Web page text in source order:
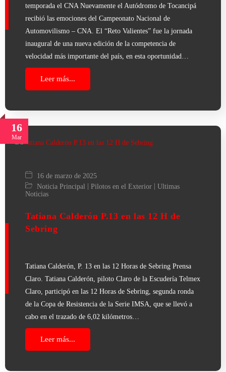
temporada el CNA Nuevamente el Autódromo de Tocancipá
recibió las emociones del Campeonato Nacional de
Automovilismo – CNA. El “Reto Valientes” fue la jornada
inaugural de una nueva edición de la competencia de
velocidad más importante del país, en esta oportunidad…
Leer más...
16
Mar
16 de marzo de 2025
Noticia Principal
Pilotos en el Exterior
Ultimas
Noticias
Tatiana Calderón P.13 en las 12 H de
Sebring
Tatiana Calderón, P. 13 en las 12 Horas de Sebring Prensa
Claro. Tatiana Calderón, piloto Claro de la Escudería Telmex
Claro, participó en las 12 Horas de Sebring, segunda ronda
de la Copa de Resistencia de la Serie IMSA, que se llevó a
cabo en el trazado de 6,02 kilómetros…
Leer más...